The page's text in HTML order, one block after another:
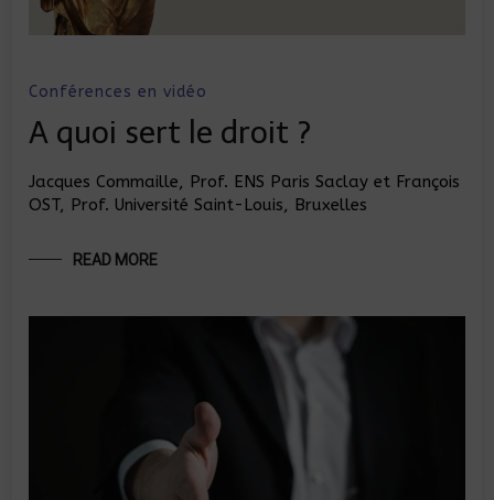
Conférences en vidéo
A quoi sert le droit ?
Jacques Commaille, Prof. ENS Paris Saclay et François
OST, Prof. Université Saint-Louis, Bruxelles
READ MORE